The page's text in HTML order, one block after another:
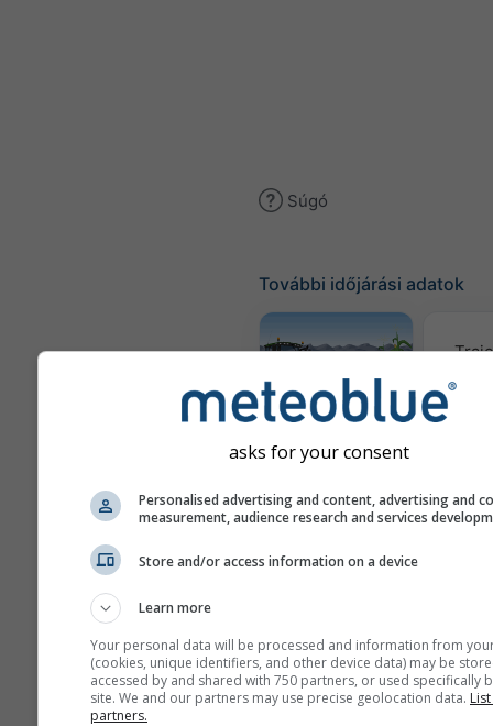
Súgó
További időjárási adatok
Meteogram
AGRO
asks for your consent
Personalised advertising and content, advertising and
measurement, audience research and services
Store and/or access information on a device
Learn more
Your personal data will be processed and information from
(cookies, unique identifiers, and other device data) may be
accessed by and shared with 750 partners, or used specifically
site. We and our partners may use precise geolocation data.
partners.